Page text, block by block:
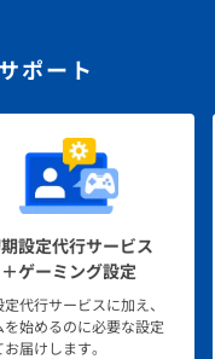
ポート
設定代行サービス
＋ゲーミング設定
代行サービスに加え、
を始めるのに必要な設定
届けします。